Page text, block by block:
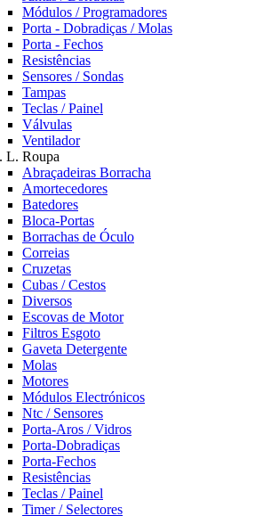
Módulos / Programadores
Porta - Dobradiças / Molas
Porta - Fechos
Resistências
Sensores / Sondas
Tampas
Teclas / Painel
Válvulas
Ventilador
L. Roupa
Abraçadeiras Borracha
Amortecedores
Batedores
Bloca-Portas
Borrachas de Óculo
Correias
Cruzetas
Cubas / Cestos
Diversos
Escovas de Motor
Filtros Esgoto
Gaveta Detergente
Molas
Motores
Módulos Electrónicos
Ntc / Sensores
Porta-Aros / Vidros
Porta-Dobradiças
Porta-Fechos
Resistências
Teclas / Painel
Timer / Selectores